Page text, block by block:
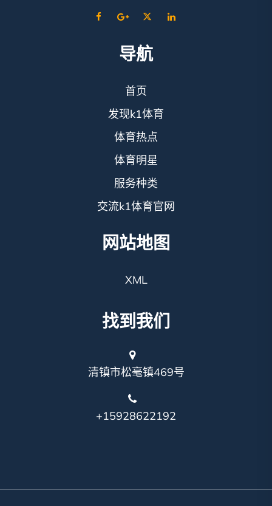
导航
首页
发现k1体育
体育热点
体育明星
服务种类
交流k1体育官网
网站地图
XML
找到我们
清镇市松毫镇469号
+15928622192